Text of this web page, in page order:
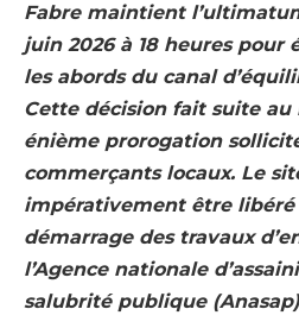
Fabre maintient
juin 2026 à 18 heures pour
les abords du canal
Cette décision fait suite au
énième prorogation
commerçants locaux. Le
impérativement être
démarrage des travaux
l’Agence nationale
salubrité publique